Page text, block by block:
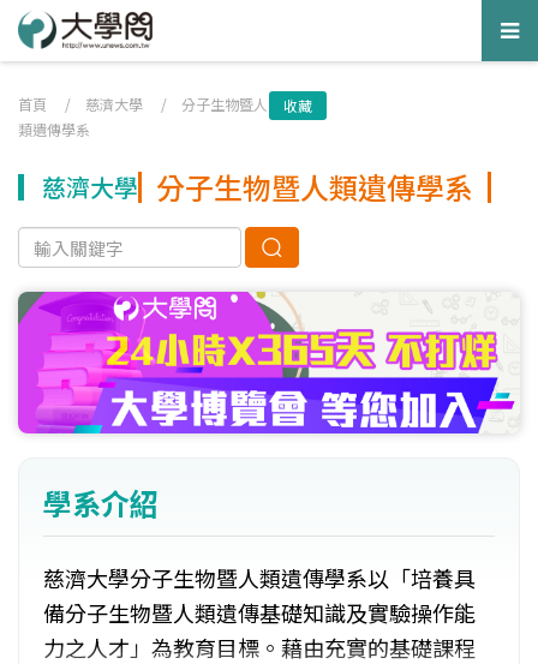
首頁 / 慈濟大學 / 分子生物暨人
類遺傳學系
收藏
慈濟大學 分子生物暨人類遺傳學系
學系介紹
慈濟大學分子生物暨人類遺傳學系以「培養具
備分子生物暨人類遺傳基礎知識及實驗操作能
力之人才」為教育目標。藉由充實的基礎課程